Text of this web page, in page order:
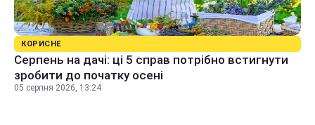
КОРИСНЕ
Серпень на дачі: ці 5 справ потрібно встигнути
зробити до початку осені
05 серпня 2026, 13:24